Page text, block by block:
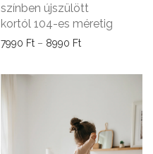
színben újszülött
kortól 104-es méretig
7990 Ft – 8990 FtÁrtartomány: